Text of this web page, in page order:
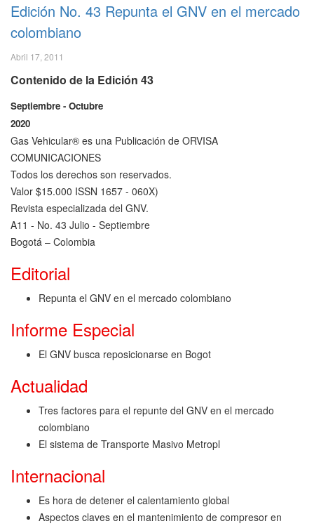
Edición No. 43 Repunta el GNV en el mercado
colombiano
Abril 17, 2011
Contenido de la Edición 43
Septiembre - Octubre
2020
Gas Vehicular® es una Publicación de ORVISA
COMUNICACIONES
Todos los derechos son reservados.
Valor $15.000 ISSN 1657 - 060X)
Revista especializada del GNV.
A11 - No. 43 Julio - Septiembre
Bogotá – Colombia
Editorial
Repunta el GNV en el mercado colombiano
Informe Especial
El GNV busca reposicionarse en Bogot
Actualidad
Tres factores para el repunte del GNV en el mercado
colombiano
El sistema de Transporte Masivo Metropl
Internacional
Es hora de detener el calentamiento global
Aspectos claves en el mantenimiento de compresor en